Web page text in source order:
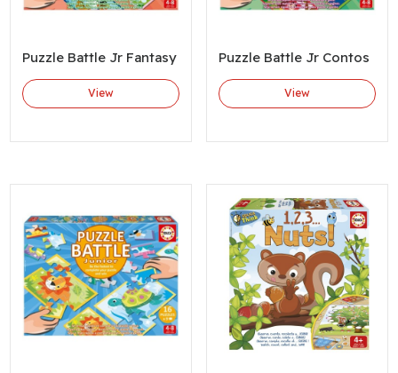
Puzzle Battle Jr Fantasy
View
Puzzle Battle Jr Contos
View